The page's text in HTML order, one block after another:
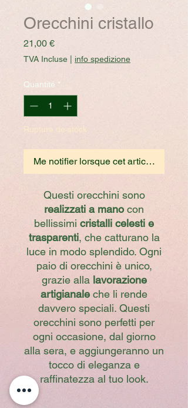
Orecchini cristallo
21,00 €Prix
TVA Incluse info spedizione
Quantité *
Me notifier lorsque cet article est
Questi orecchini sono
realizzati a mano con
bellissimi cristalli celesti e
trasparenti, che catturano la
luce in modo splendido. Ogni
paio di orecchini è unico,
grazie allalavorazione
artigianale che li rende
davvero speciali. Questi
orecchini sono perfetti per
ogni occasione, dal giorno
alla sera, e aggiungeranno un
tocco di eleganza e
raffinatezza al tuo look.